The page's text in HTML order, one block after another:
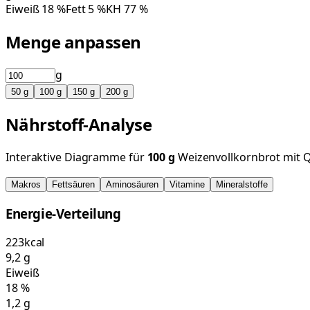
Eiweiß18%Fett5%KH 77%
Menge anpassen
g
50 g 100 g 150 g 200 g
Nährstoff-Analyse
Interaktive Diagramme für 100g Weizenvollkornbrot mit
Makros Fettsäuren Aminosäuren Vitamine Mineralstoffe
Energie-Verteilung
223kcal
9,2g
Eiweiß
18%
1,2g